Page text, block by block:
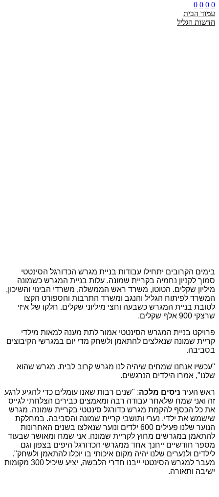
0
0
0
0
עמוד הבית
חדשות הגליל
בימים הקרובים יתחילו עבודות בניית מגרש הכדורגל הסינטטי
סמוך לקניון נחמיה בקריית שמונה. עלות בניית המגרש כשמונה
מיליון שקלים. הטוטו, משרד ראש הממשלה, משרדי הבינוי והשיכון,
המשרד לפיתוח הגליל והנגב ומשרד התרבות והספורט הקצו
לטובת בניית המגרש כשבעה וחצי מיליוני שקלים. חלקו של איזי
שרצקי 900 אלף שקלים.
פרויקט בניית המגרש הסינטטי אמור לתת מענה למאות מילדי
קריית שמונה שנאלצים להתאמן ולשחק מדי יום במגרשי הקיבוצים
בסביבה.
"עכשיו אנחנו שמחים שיהיה לנו מגרש קרוב לבית. מגרש שהוא
שלנו", אמרו הילדים הנרגשים.
ראש העיר ניסים מלכה: "שנים רבות שאנו עומלים כדי להגיע לרגע
זה ואני שמח שלאחר עבודה רבה ומאמצים כבירים הצלחתי לגייס
את כל הכסף להקמת מגרש כדורגל סינטטי בקריית שמונה. מגרש
שישמש את ילדי, נערי ותושבי קריית שמונה והסביבה. במחלקת
הנוער שלנו פעילים 600 ילדים ונוער שנאלצו בשנים האחרונות
להתאמן במגרשים מחוץ לקריית שמונה. אני שמח ומאושר שבעוד
מספר חודשיים ייחנך אחד ממגרשי הכדורגל היפים בצפון וגם
לילדים ולנערים שלנו יהיה מקום איכותי בו יוכלו להתאמן ולשחק".
מעבר למגרש הסינטטי ייבנו חדרי הלבשה, יציע שיכיל 300 מקומות
ישיבה ותאורה.